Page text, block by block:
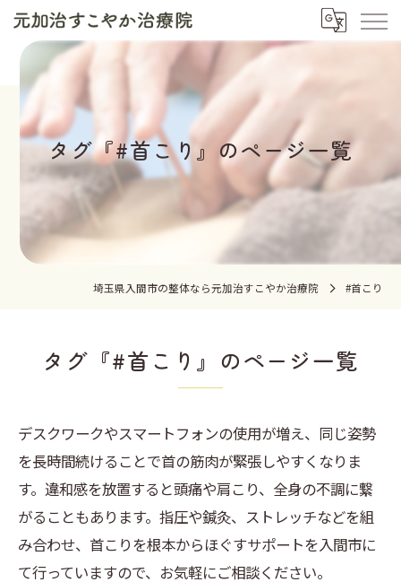
タグ『#首こり』のページ一覧
埼玉県入間市の整体なら元加治すこやか治療院 #首こり
タグ『#首こり』のページ一覧
デスクワークやスマートフォンの使用が増え、同じ姿勢
を長時間続けることで首の筋肉が緊張しやすくなりま
す。違和感を放置すると頭痛や肩こり、全身の不調に繋
がることもあります。指圧や鍼灸、ストレッチなどを組
み合わせ、首こりを根本からほぐすサポートを入間市に
て行っていますので、お気軽にご相談ください。